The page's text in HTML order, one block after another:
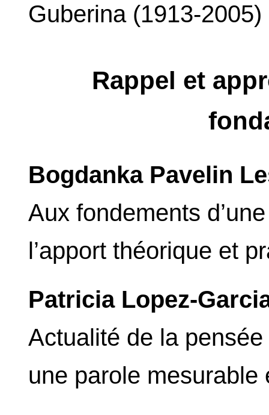
Guberina (1913-2005)
Rappel et
Bogdanka Pavelin
Aux fondements
l’apport théorique et
Patricia Lopez-
Actualité de la
une parole mesurable